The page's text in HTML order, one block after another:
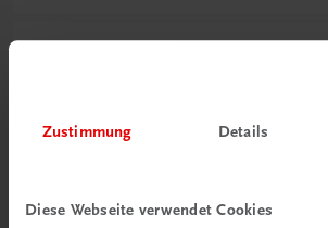
Zustimmung Details
Diese Webseite verwendet Cookies